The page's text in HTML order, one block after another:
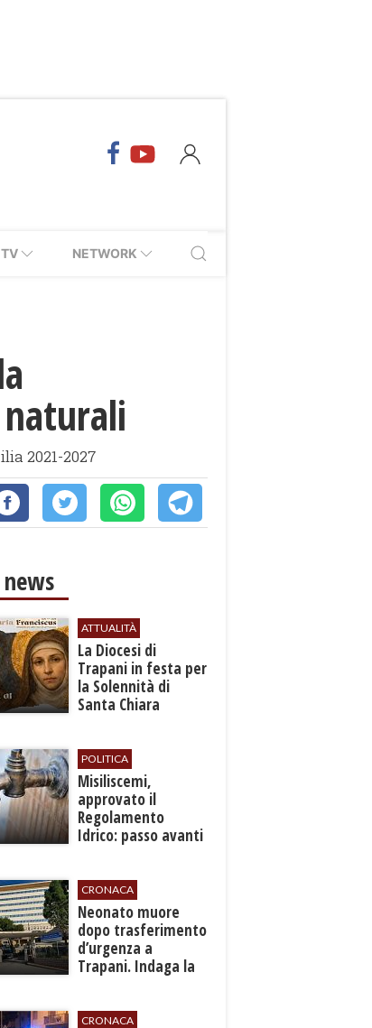
NETWORK
2021-2027
ATTUALITÀ
La Diocesi di
Trapani in festa per
la Solennità di
Santa Chiara
POLITICA
Misiliscemi,
approvato il
Regolamento
Idrico: passo avanti
servizio
CRONACA
​Neonato muore
dopo trasferimento
d’urgenza a
Trapani. Indaga la
CRONACA